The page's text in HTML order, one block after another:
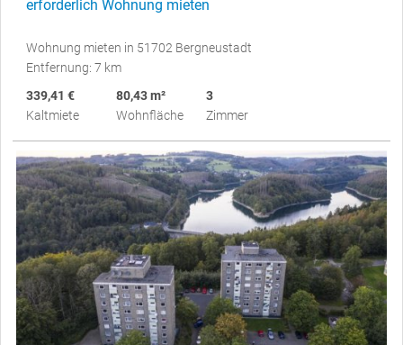
erforderlich Wohnung mieten
Wohnung mieten in 51702 Bergneustadt
Entfernung: 7 km
339,41 €
Kaltmiete
80,43 m²
Wohnfläche
3
Zimmer